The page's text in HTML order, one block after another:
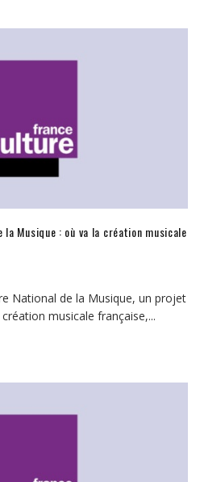
Musique : où va la création musicale
National de la Musique, un projet
musicale française,...